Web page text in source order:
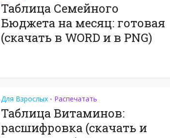
Таблица Семейного
Бюджета на месяц: готовая
(скачать в WORD и в PNG)
Для Взрослых • Распечатать
Таблица Витаминов:
расшифровка (скачать и